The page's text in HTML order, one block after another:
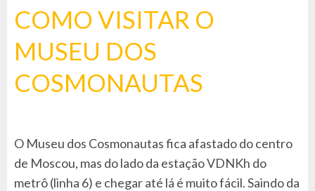
COMO VISITAR O
MUSEU DOS
COSMONAUTAS
O Museu dos Cosmonautas fica afastado do centro
de Moscou, mas do lado da estação VDNKh do
metrô (linha 6) e chegar até lá é muito fácil. Saindo da